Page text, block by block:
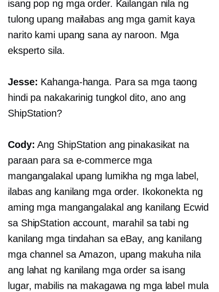
isang pop ng mga order. Kailangan nila ng
tulong upang mailabas ang mga gamit kaya
narito kami upang sana ay naroon. Mga
eksperto sila.
Jesse: Kahanga-hanga. Para sa mga taong
hindi pa nakakarinig tungkol dito, ano ang
ShipStation?
Cody: Ang ShipStation ang pinakasikat na
paraan para sa e-commercemga
mangangalakal upang lumikha ng mga label,
ilabas ang kanilang mga order. Ikokonekta ng
aming mga mangangalakal ang kanilang Ecwid
sa ShipStation account, marahil sa tabi ng
kanilang mga tindahan sa eBay, ang kanilang
mga channel sa Amazon, upang makuha nila
ang lahat ng kanilang mga order sa isang
lugar, mabilis na makagawa ng mga label mula